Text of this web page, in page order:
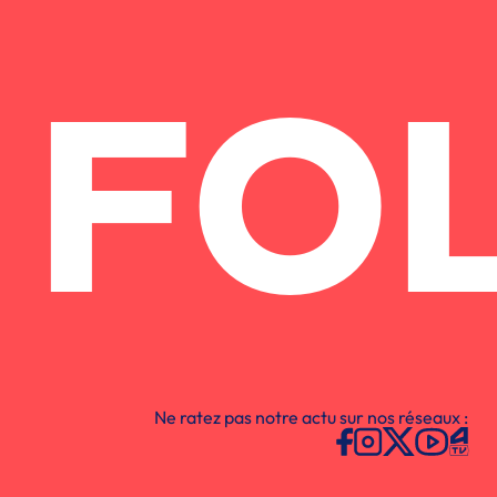
Ne ratez pas notre actu sur nos réseaux :